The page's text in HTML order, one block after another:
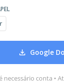
Google
necessário conta •